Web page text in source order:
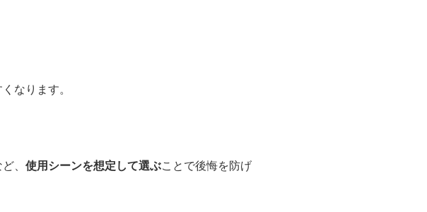
なります。
、 使用シーンを想定して選ぶことで後悔を防げ